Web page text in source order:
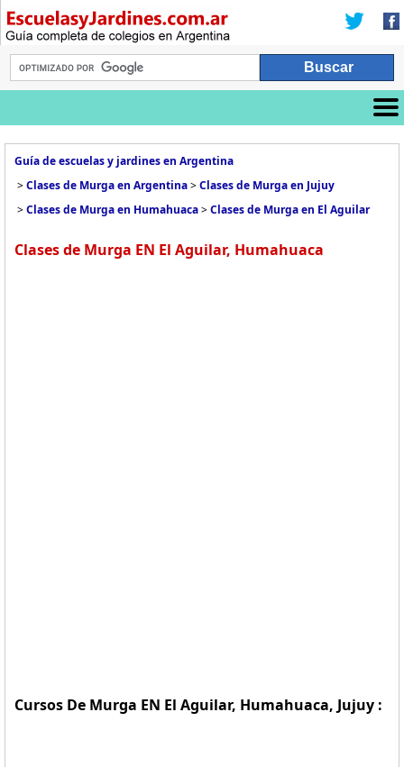
Guía de escuelas y jardines en Argentina
>Clases de Murga en Argentina>Clases de Murga en Jujuy
>Clases de Murga en Humahuaca>Clases de Murga en El Aguilar
Clases de Murga EN El Aguilar, Humahuaca
Cursos De Murga EN El Aguilar, Humahuaca, Jujuy :